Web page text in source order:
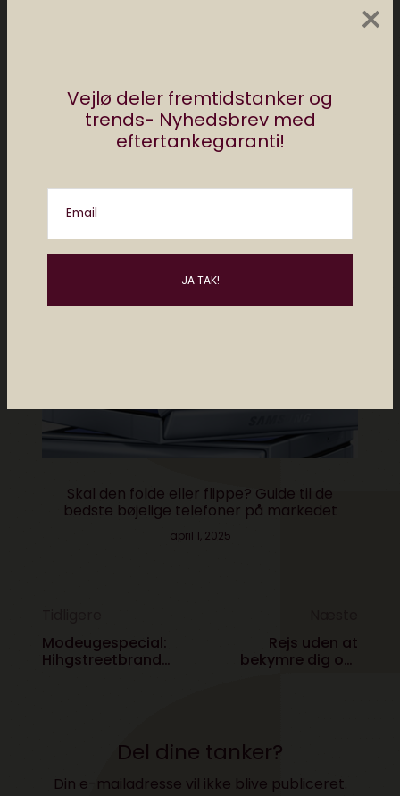
Vejlø deler fremtidstanker og
trends- Nyhedsbrev med
eftertankegaranti!
Email
×
Måske kan du lide..
Skal den folde eller flippe? Guide til de
bedste bøjelige telefoner på markedet
april 1, 2025
Modeugespecial:
Hihgstreetbrand
Rejs uden at
bekymre dig om
Del dine tanker?
Din e-mailadresse vil ikke blive publiceret.